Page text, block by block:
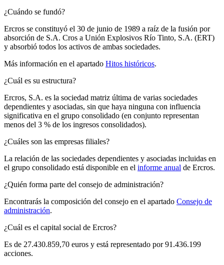
¿Cuándo se fundó?
Ercros se constituyó el 30 de junio de 1989 a raíz de la fusión por
absorción de S.A. Cros a Unión Explosivos Río Tinto, S.A. (ERT)
y absorbió todos los activos de ambas sociedades.
Más información en el apartado Hitos históricos.
¿Cuál es su estructura?
Ercros, S.A. es la sociedad matriz última de varias sociedades
dependientes y asociadas, sin que haya ninguna con influencia
significativa en el grupo consolidado (en conjunto representan
menos del 3 % de los ingresos consolidados).
¿Cuáles son las empresas filiales?
La relación de las sociedades dependientes y asociadas incluidas en
el grupo consolidado está disponible en el informe anual de Ercros.
¿Quién forma parte del consejo de administración?
Encontrarás la composición del consejo en el apartado Consejo de
administración.
¿Cuál es el capital social de Ercros?
Es de 27.430.859,70 euros y está representado por 91.436.199
acciones.